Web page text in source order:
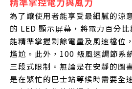
為了讓使用者能享受最細膩的涼
的 LED 顯示屏幕，將電力百分比
能精準掌握剩餘電量及風速檔位
尷尬。此外，100 級風速調節系
三段式限制。無論是在安靜的圖
是在繁忙的巴士站等候時需要全